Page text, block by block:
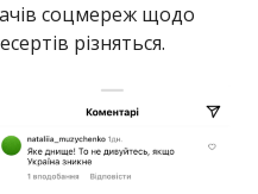
соцмереж щодо
різняться.